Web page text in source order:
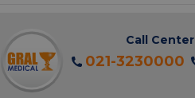
Call Center
021-3230000